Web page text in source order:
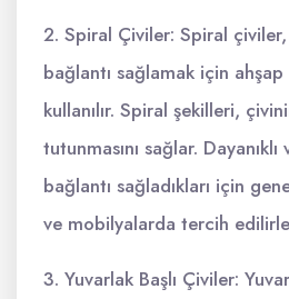
2. Spiral Çiviler: Spiral
bağlantı sağlamak için
kullanılır. Spiral şekilleri,
tutunmasını sağlar.
bağlantı sağladıkları için
ve mobilyalarda tercih
3. Yuvarlak Başlı Çiviler: